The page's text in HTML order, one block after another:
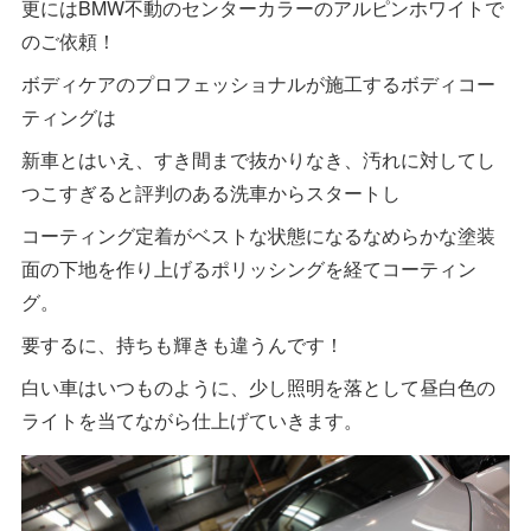
更にはBMW不動のセンターカラーのアルピンホワイトで
のご依頼！
ボディケアのプロフェッショナルが施工するボディコー
ティングは
新車とはいえ、すき間まで抜かりなき、汚れに対してし
つこすぎると評判のある洗車からスタートし
コーティング定着がベストな状態になるなめらかな塗装
面の下地を作り上げるポリッシングを経てコーティン
グ。
要するに、持ちも輝きも違うんです！
白い車はいつものように、少し照明を落として昼白色の
ライトを当てながら仕上げていきます。